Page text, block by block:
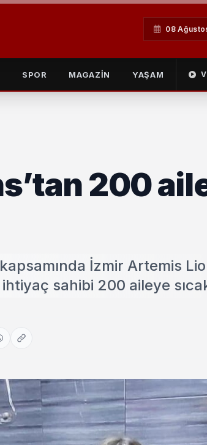
08
SPOR MAGAZİN YAŞAM
200
İzmir Artemis
sahibi 200 aileye